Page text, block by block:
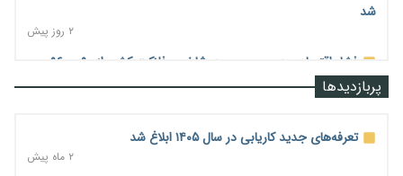
شد
۲ روز پیش
فشار اقتصادی در مسیر صعود؛ شاخص فلاکت کشور از ۹۰ به ۹۶
درصد رسید
رشد ۷۵ هزار میلیاردی بازار خرید اعتباری؛ فین‌تک‌ها وارد میدان
پربازدیدها
تعرفه‌های جدید کاریابی در سال ۱۴۰۵ ابلاغ شد
۲ ماه پیش